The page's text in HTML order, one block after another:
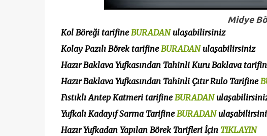
Midye
Kol Böreği tarifineBURADANulaşabilirsiniz
Kolay Pazılı Börek tarifineBURADANulaşabilirsiniz
Hazır Baklava Yufkasından Tahinli Kuru Baklava
Hazır Baklava Yufkasından Tahinli Çıtır Rulo Tarifine
Fıstıklı Antep Katmeri tarifineBURADAN
Yufkalı Kadayıf Sarma TarifineBURADAN
Hazır Yufkadan Yapılan Börek Tarifleri İçin TIKLAYIN